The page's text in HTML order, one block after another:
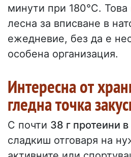
минути при 180°C. Това
лесна за вписване в
ежедневие, без да е
особена организация.
Интересна от
гледна точка
С почти 38 г протеини
сладкиш отговаря на